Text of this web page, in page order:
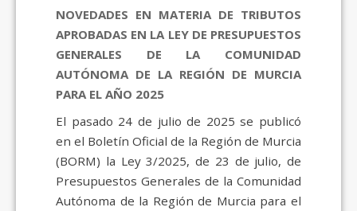
NOVEDADES EN MATERIA DE TRIBUTOS
APROBADAS EN LA LEY DE PRESUPUESTOS
GENERALES DE LA COMUNIDAD
AUTÓNOMA DE LA REGIÓN DE MURCIA
PARA EL AÑO 2025
El pasado 24 de julio de 2025 se publicó
en el Boletín Oficial de la Región de Murcia
(BORM) la Ley 3/2025, de 23 de julio, de
Presupuestos Generales de la Comunidad
Autónoma de la Región de Murcia para el